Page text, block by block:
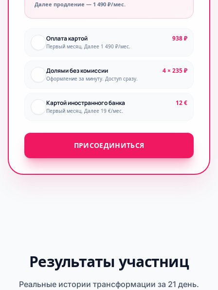
Далее продление — 1 490 ₽/мес.
Оплата картой 938 ₽
Первый месяц. Далее 1 490 ₽/мес.
Долями без комиссии 4 × 235 ₽
Оформление за минуту. Доступ сразу.
Картой иностранного банка 12 €
Первый месяц. Далее 19 €/мес.
ПРИСОЕДИНИТЬСЯ
Результаты участниц
Реальные истории трансформации за 21 день.